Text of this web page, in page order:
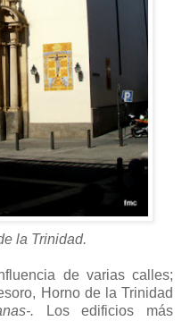
la Trinidad.
de varias calles;
Horno de la Trinidad
.
Los edificios más